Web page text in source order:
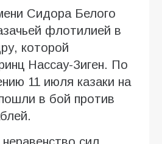
Сидора Белого
флотилией в
которой
Нассау-Зиген. По
11 июля казаки на
в бой против